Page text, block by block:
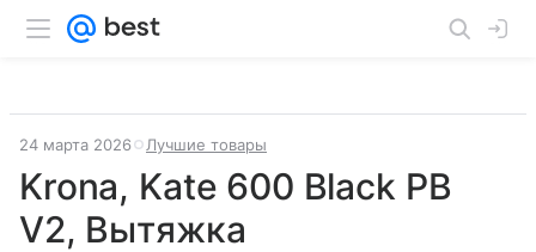
24 марта 2026 Лучшие товары
Krona, Kate 600 Black PB
V2, Вытяжка